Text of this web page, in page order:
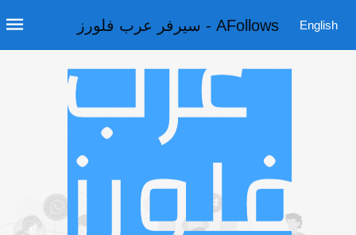
سيرفر عرب فلورز - AFollows English